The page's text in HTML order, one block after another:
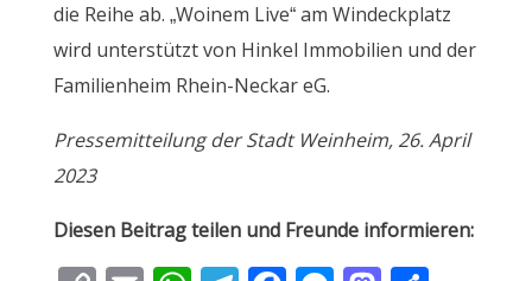
die Reihe ab. „Woinem Live“ am Windeckplatz
wird unterstützt von Hinkel Immobilien und der
Familienheim Rhein-Neckar eG.
Pressemitteilung der Stadt Weinheim, 26. April
2023
Diesen Beitrag teilen und Freunde informieren: